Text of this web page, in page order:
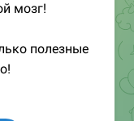
мозг!
полезные